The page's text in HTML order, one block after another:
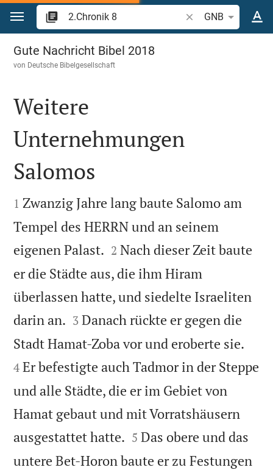
Zum Inhalt springen
Bibelstelle oder
GNB
2.Chronik 8
Gute Nachricht Bibel 2018
von Deutsche Bibelgesellschaft

Weitere
Unternehmungen
Salomos

1 Zwanzig Jahre lang baute Salomo am
Tempel des HERRN und an seinem
eigenen Palast. 

2 Nach dieser Zeit baute
er die Städte aus, die ihm Hiram
überlassen hatte, und siedelte Israeliten
darin an. 

3 Danach rückte er gegen die
Stadt Hamat-Zoba vor und eroberte sie.
4 Er befestigte auch Tadmor in der Steppe
und alle Städte, die er im Gebiet von
Hamat gebaut und mit Vorratshäusern
ausgestattet hatte. 

5 Das obere und das
untere Bet-Horon baute er zu Festungen